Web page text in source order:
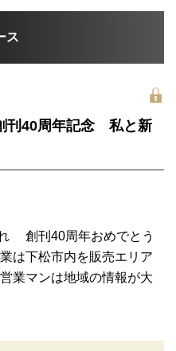
ス
刊40周年記念 私と新
創刊40周年おめでとう
は下松市内を販売エリア
業マンは地域の情報が大